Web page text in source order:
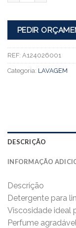
PEDIR
REF: A124026001
Categoria: LAVAGEM
DESCRIÇÃO
INFORMAÇÃO
Descrição
Detergente para
Viscosidade ideal
Perfume